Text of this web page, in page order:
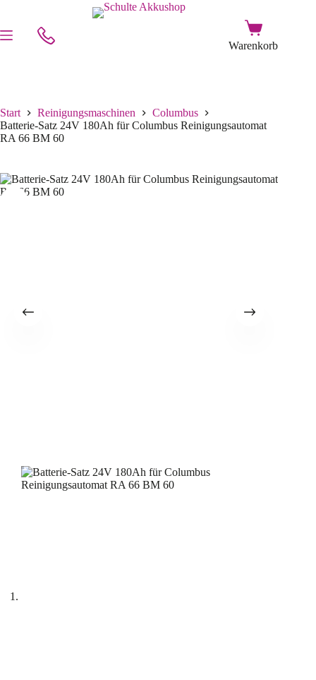
Start Reinigungsmaschinen
Columbus
Batterie-Satz 24V 180Ah für Columbus Reinigungsautomat
RA 66 BM 60